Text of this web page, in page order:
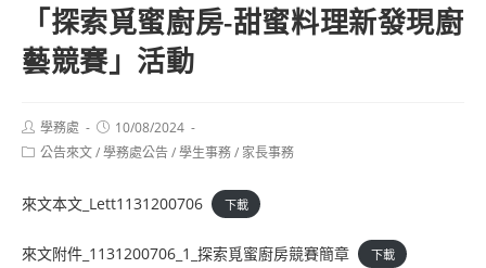
「探索覓蜜廚房-甜蜜料理新發現廚
藝競賽」活動
Post
author:
學務處
Post
published:
10/08/2024
Post公告來文/學務處公告/學生事務/ 家長事務
來文本文_Lett1131200706 下載
來文附件_1131200706_1_探索覓蜜廚房競賽簡章 下載